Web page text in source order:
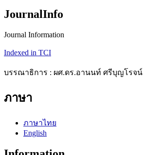
JournalInfo
Journal Information
Indexed in TCI
บรรณาธิการ : ผศ.ดร.อานนท์ ศรีบุญโรจน์
ภาษา
ภาษาไทย
English